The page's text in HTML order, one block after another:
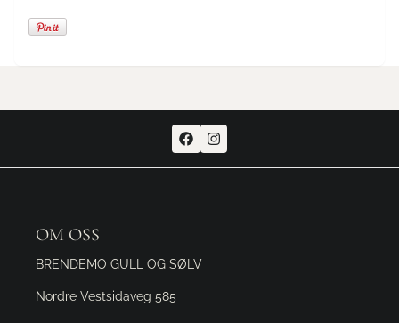
OM OSS
BRENDEMO GULL OG SØLV
Nordre Vestsidaveg 585